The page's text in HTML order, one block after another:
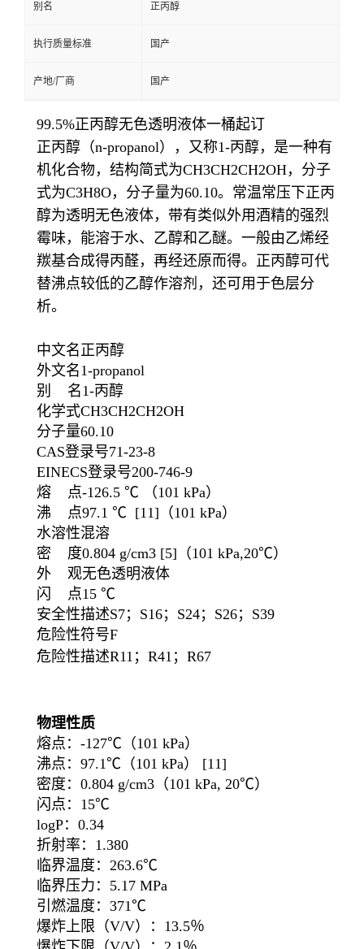
别名 正丙醇
执行质量标准 国产
产地/厂商 国产
99.5%正丙醇无色透明液体一桶起订
正丙醇（n-propanol），又称1-丙醇，是一种有
机化合物，结构简式为CH3CH2CH2OH，分子
式为C3H8O，分子量为60.10。常温常压下正丙
醇为透明无色液体，带有类似外用酒精的强烈
霉味，能溶于水、乙醇和乙醚。一般由乙烯经
羰基合成得丙醛，再经还原而得。正丙醇可代
替沸点较低的乙醇作溶剂，还可用于色层分
析。
中文名正丙醇
外文名1-propanol
别 名1-丙醇
化学式CH3CH2CH2OH
分子量60.10
CAS登录号71-23-8
EINECS登录号200-746-9
熔 点-126.5 ℃ （101 kPa）
沸 点97.1 ℃ [11]（101 kPa）
水溶性混溶
密 度0.804 g/cm3 [5]（101 kPa,20℃）
外 观无色透明液体
闪 点15 ℃
安全性描述S7；S16；S24；S26；S39
危险性符号F
危险性描述R11；R41；R67
物理性质
熔点：-127℃（101 kPa）
沸点：97.1℃（101 kPa） [11]
密度：0.804 g/cm3（101 kPa, 20℃）
闪点：15℃
logP：0.34
折射率：1.380
临界温度：263.6℃
临界压力：5.17 MPa
引燃温度：371℃
爆炸上限（V/V）：13.5％